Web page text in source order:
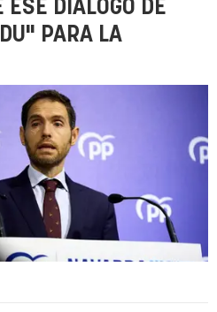
DIÁLOGO DE
PARA LA